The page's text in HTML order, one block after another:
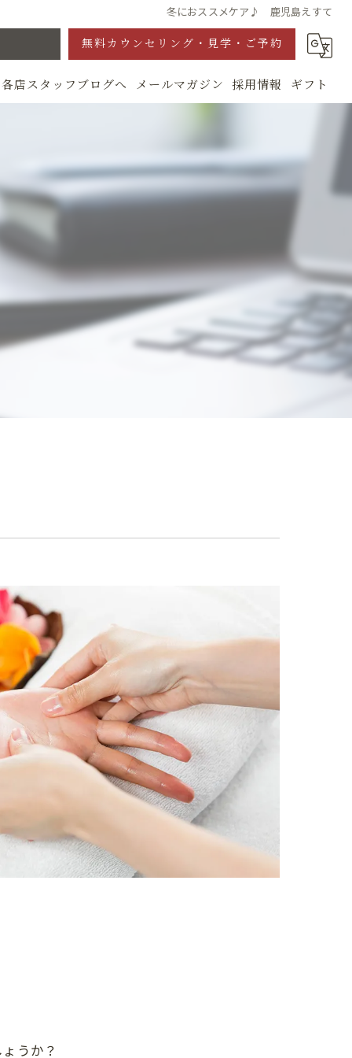
冬におススメケア♪ 鹿児島えすて
無料カウンセリング・見学・ご予約
各店スタッフブログへ メールマガジン 採用情報 ギフト
うか？